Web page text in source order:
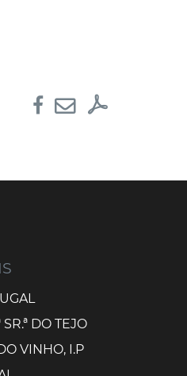
DO TEJO
VINHO, I.P